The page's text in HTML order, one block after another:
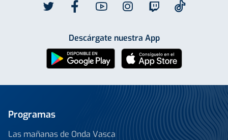
Descárgate nuestra App
Programas
Las mañanas de Onda Vasca